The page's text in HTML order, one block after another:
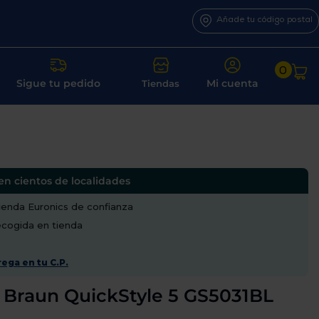
Añade tu código postal
Sigue tu pedido Tiendas Mi cuenta
0
cientos de localidades
Euronics de confianza
en tienda
en tu C.P.
QuickStyle 5 GS5031BL